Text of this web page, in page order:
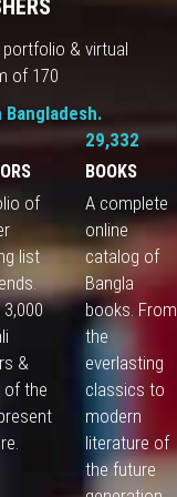
& virtual
of 170
of
list
&
of the
29,332
BOOKS
A complete
online
catalog of
Bangla
books. From
the
everlasting
classics to
modern
literature of
the future